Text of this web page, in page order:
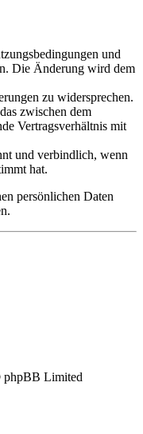
und
Die Änderung wird dem
zu widersprechen.
zwischen dem
Vertragsverhältnis mit
und verbindlich, wenn
hat.
persönlichen Daten
Limited